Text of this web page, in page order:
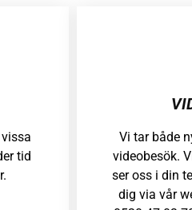
tid
Vi tar både
videobesök.
ser oss i din
dig via vår